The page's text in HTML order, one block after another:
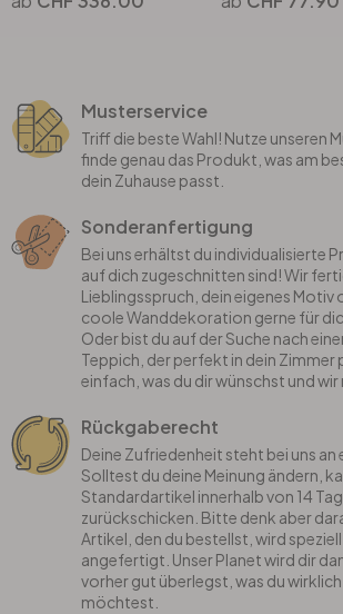
Musterservice
Triff die beste Wahl! Nutze unseren
finde genau das Produkt, was am
dein Zuhause passt.
Sonderanfertigung
Bei uns erhältst du individualisierte
auf dich zugeschnitten sind! Wir
Lieblingsspruch, dein eigenes Motiv
coole Wanddekoration gerne für
Oder bist du auf der Suche nach
Teppich, der perfekt in dein Zimmer
einfach, was du dir wünschst und
Rückgaberecht
Deine Zufriedenheit steht bei uns an
Solltest du deine Meinung ändern,
Standardartikel innerhalb von 14
zurückschicken. Bitte denk aber
Artikel, den du bestellst, wird
angefertigt. Unser Planet wird dir
vorher gut überlegst, was du
möchtest.